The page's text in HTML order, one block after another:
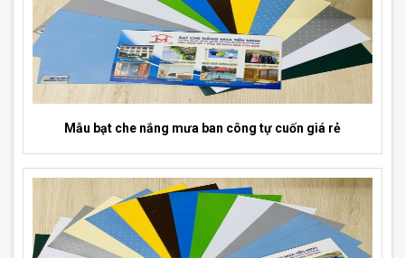
Mẫu bạt che nắng mưa ban công tự cuốn giá rẻ